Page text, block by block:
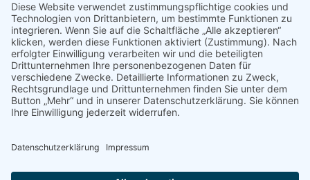
Vertrag widerrufen
Informationen
Impressum & Disclaimer
AGB und Widerrufsrecht
Verpackung und Versand